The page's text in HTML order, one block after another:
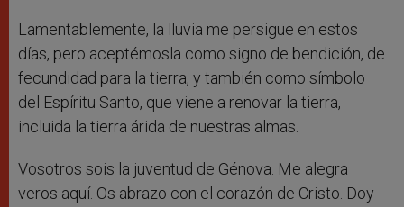
Lamentablemente, la lluvia me persigue en estos
días, pero aceptémosla como signo de bendición, de
fecundidad para la tierra, y también como símbolo
del Espíritu Santo, que viene a renovar la tierra,
incluida la tierra árida de nuestras almas.
Vosotros sois la juventud de Génova. Me alegra
veros aquí. Os abrazo con el corazón de Cristo. Doy